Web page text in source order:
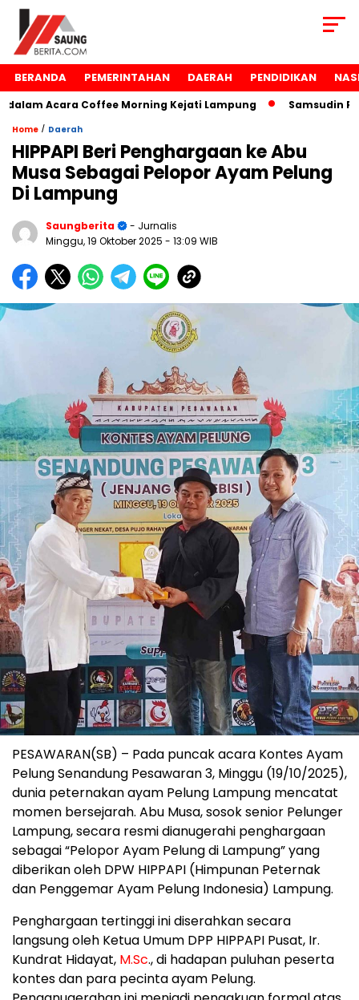
BERANDA PEMERINTAHAN DAERAH PENDIDIKAN
Acara Coffee Morning Kejati Lampung Samsudin Raih
Home / Daerah
HIPPAPI Beri Penghargaan ke Abu
Musa Sebagai Pelopor Ayam Pelung
Di Lampung
Saungberita
- Jurnalis
Minggu, 19 Oktober 2025 - 13:09 WIB
PESAWARAN(SB) – Pada puncak acara Kontes Ayam
Pelung Senandung Pesawaran 3, Minggu (19/10/2025),
dunia peternakan ayam Pelung Lampung mencatat
momen bersejarah. Abu Musa, sosok senior Pelunger
Lampung, secara resmi dianugerahi penghargaan
sebagai “Pelopor Ayam Pelung di Lampung” yang
diberikan oleh DPW HIPPAPI (Himpunan Peternak
dan Penggemar Ayam Pelung Indonesia) Lampung.
Penghargaan tertinggi ini diserahkan secara
langsung oleh Ketua Umum DPP HIPPAPI Pusat, Ir.
Kundrat Hidayat, M.Sc., di hadapan puluhan peserta
kontes dan para pecinta ayam Pelung.